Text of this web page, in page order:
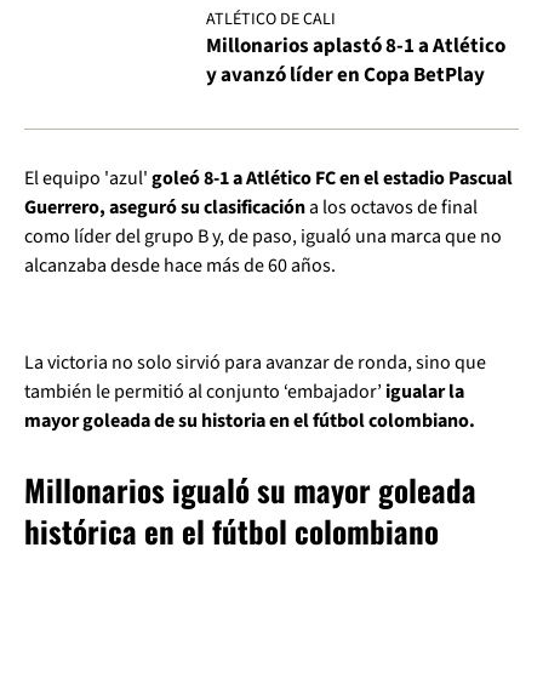
ATLÉTICO DE CALI
Millonarios aplastó 8-1 a Atlético
y avanzó líder en Copa BetPlay
El equipo 'azul'goleó 8-1 a Atlético FC en el estadio Pascual
Guerrero, aseguró su clasificacióna los octavos de final
como líder del grupo B y, de paso, igualó una marca que no
alcanzaba desde hace más de 60 años.
La victoria no solo sirvió para avanzar de ronda, sino que
también le permitió al conjunto ‘embajador’ igualar la
mayor goleada de su historia en el fútbol colombiano.
Millonarios igualó su mayor goleada
histórica en el fútbol colombiano